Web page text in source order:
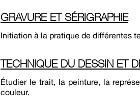
GRAVURE ET SÉRIGRAPHIE
Initiation à la pratique de différentes
TECHNIQUE DU DESSIN ET
Étudier le trait, la peinture, la
couleur.